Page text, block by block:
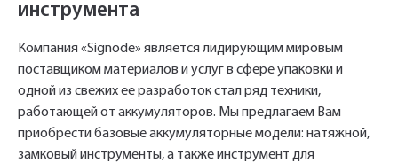
инструмента
Компания «Signode» является лидирующим мировым
поставщиком материалов и услуг в сфере упаковки и
одной из свежих ее разработок стал ряд техники,
работающей от аккумуляторов. Мы предлагаем Вам
приобрести базовые аккумуляторные модели: натяжной,
замковый инструменты, а также инструмент для